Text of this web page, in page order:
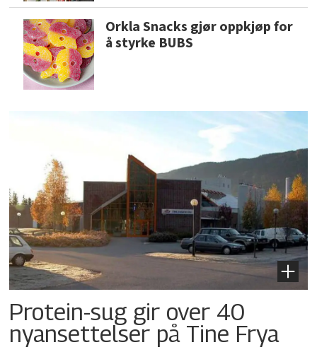
Orkla Snacks gjør oppkjøp for
å styrke BUBS
Protein-sug gir over 40
nyansettelser på Tine Frya